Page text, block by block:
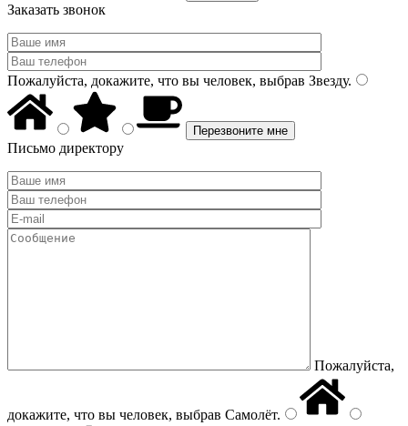
Заказать звонок
Пожалуйста, докажите, что вы человек, выбрав Звезду.
Письмо директору
Пожалуйста,
докажите, что вы человек, выбрав Самолёт.